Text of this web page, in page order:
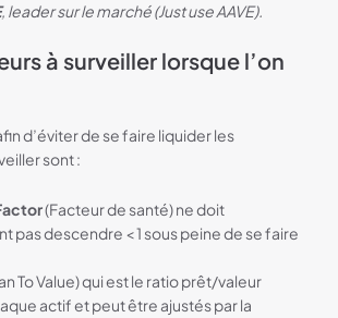
, leader sur le marché (Just use AAVE).
à surveiller lorsque l’on
d’éviter de se faire liquider les
sont :
(Facteur de santé) ne doit
pas descendre < 1 sous peine de se faire
To Value) qui est le ratio prêt/valeur
actif et peut être ajustés par la